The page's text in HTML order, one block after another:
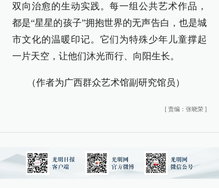
双向治愈的生动实践。每一组公共艺术作品，
都是“星星的孩子”拥抱世界的无声告白，也是城
市文化的温暖印记。它们为特殊少年儿童撑起
一片天空，让他们沐光而行、向阳生长。
（作者为广西群众艺术馆副研究馆员）
[ 责编：张晓荣 ]